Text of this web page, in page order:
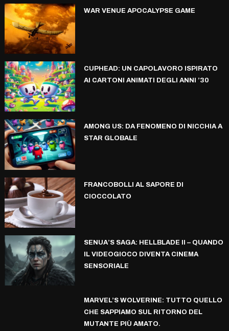
WAR VENUE APOCALYPSE GAME
CUPHEAD: UN CAPOLAVORO ISPIRATO
AI CARTONI ANIMATI DEGLI ANNI ’30
AMONG US: DA FENOMENO DI NICCHIA A
STAR GLOBALE
FRANCOBOLLI AL SAPORE DI
CIOCCOLATO
SENUA’S SAGA: HELLBLADE II – QUANDO
IL VIDEOGIOCO DIVENTA CINEMA
SENSORIALE
MARVEL’S WOLVERINE: TUTTO QUELLO
CHE SAPPIAMO SUL RITORNO DEL
MUTANTE PIÙ AMATO.